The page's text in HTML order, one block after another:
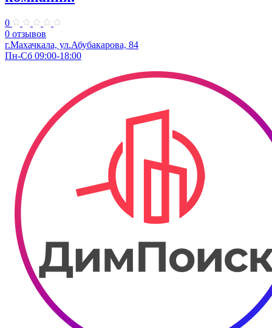
0
0 отзывов
г.Махачкала, ул.Абубакарова, 84
Пн-Сб 09:00-18:00